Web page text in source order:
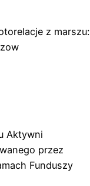
z marszu:
Aktywni
przez
Funduszy